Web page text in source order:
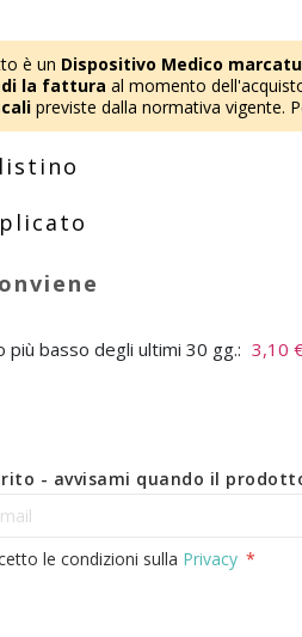
è un Dispositivo Medico
la fattura al momento
previste dalla normativa vigente.
basso degli ultimi 30 gg.: 3,10
- avvisami quando il
le condizioni sulla Privacy